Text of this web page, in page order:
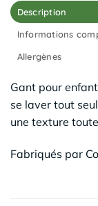
Description
Informations
Allergènes
Gant pour
se laver tout
une texture
Fabriqués par